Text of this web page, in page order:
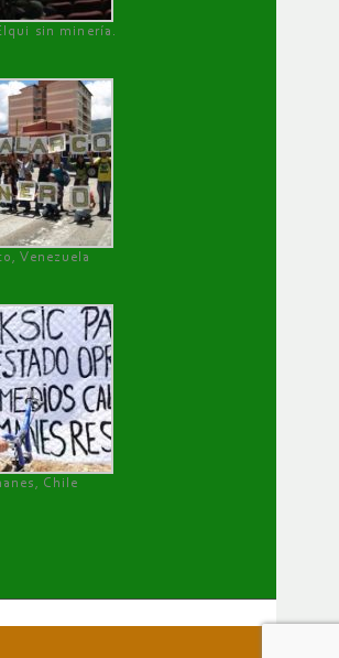
sin minería.
Venezuela
Chile